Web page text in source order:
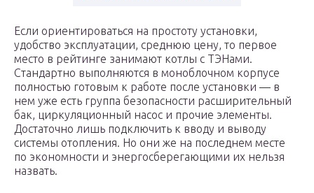
Если ориентироваться на простоту установки,
удобство эксплуатации, среднюю цену, то первое
место в рейтинге занимают котлы с ТЭНами.
Стандартно выполняются в моноблочном корпусе
полностью готовым к работе после установки — в
нем уже есть группа безопасности расширительный
бак, циркуляционный насос и прочие элементы.
Достаточно лишь подключить к вводу и выводу
системы отопления. Но они же на последнем месте
по экономности и энергосберегающими их нельзя
назвать.